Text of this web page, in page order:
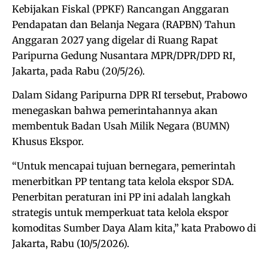
Kebijakan Fiskal (PPKF) Rancangan Anggaran
Pendapatan dan Belanja Negara (RAPBN) Tahun
Anggaran 2027 yang digelar di Ruang Rapat
Paripurna Gedung Nusantara MPR/DPR/DPD RI,
Jakarta, pada Rabu (20/5/26).
Dalam Sidang Paripurna DPR RI tersebut, Prabowo
menegaskan bahwa pemerintahannya akan
membentuk Badan Usah Milik Negara (BUMN)
Khusus Ekspor.
“Untuk mencapai tujuan bernegara, pemerintah
menerbitkan PP tentang tata kelola ekspor SDA.
Penerbitan peraturan ini PP ini adalah langkah
strategis untuk memperkuat tata kelola ekspor
komoditas Sumber Daya Alam kita,” kata Prabowo di
Jakarta, Rabu (10/5/2026).